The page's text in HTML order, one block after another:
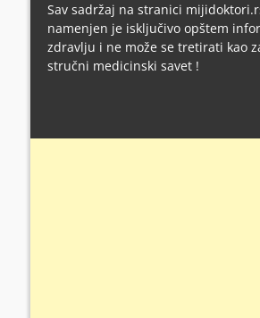
Sav sadržaj na stranici
namenjen je isključivo opštem
zdravlju i ne može se tretirati kao
stručni medicinski savet !